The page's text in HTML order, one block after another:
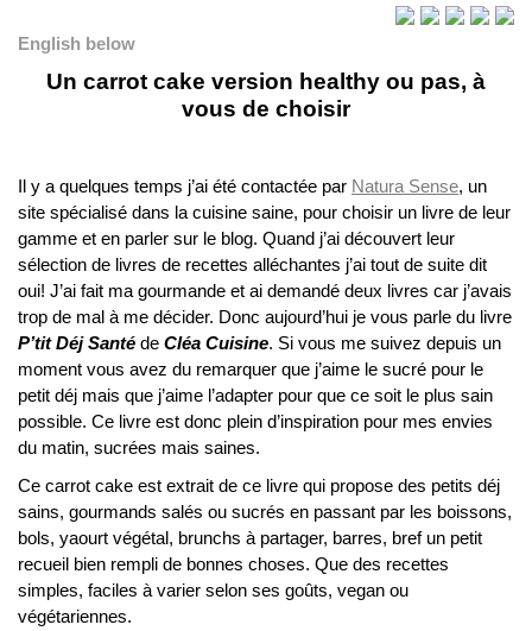
English below
Un carrot cake version healthy ou pas, à
vous de choisir
Il y a quelques temps j’ai été contactée par Natura Sense, un
site spécialisé dans la cuisine saine, pour choisir un livre de leur
gamme et en parler sur le blog. Quand j’ai découvert leur
sélection de livres de recettes alléchantes j’ai tout de suite dit
oui! J’ai fait ma gourmande et ai demandé deux livres car j’avais
trop de mal à me décider. Donc aujourd’hui je vous parle du livre
P’tit Déj Santé de Cléa Cuisine. Si vous me suivez depuis un
moment vous avez du remarquer que j’aime le sucré pour le
petit déj mais que j’aime l’adapter pour que ce soit le plus sain
possible. Ce livre est donc plein d’inspiration pour mes envies
du matin, sucrées mais saines.
Ce carrot cake est extrait de ce livre qui propose des petits déj
sains, gourmands salés ou sucrés en passant par les boissons,
bols, yaourt végétal, brunchs à partager, barres, bref un petit
recueil bien rempli de bonnes choses. Que des recettes
simples, faciles à varier selon ses goûts, vegan ou
végétariennes.